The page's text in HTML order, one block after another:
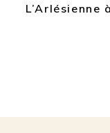
L’Arlésienne